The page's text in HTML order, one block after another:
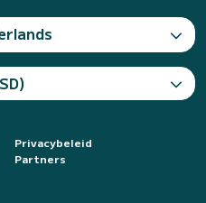
Privacybeleid
Partners